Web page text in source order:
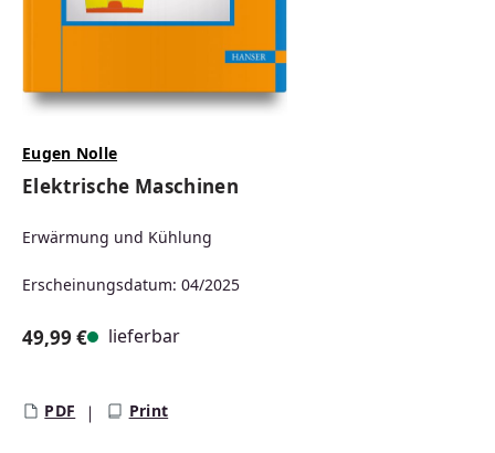
Eugen Nolle
Elektrische Maschinen
Erwärmung und Kühlung
Erscheinungsdatum: 04/2025
49,99 € lieferbar
PDF Print